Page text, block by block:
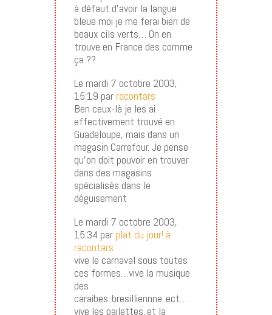
à défaut d’avoir la langue
bleue moi je me ferai bien de
beaux cils verts… On en
trouve en France des comme
ça ??
Le mardi 7 octobre 2003,
15:19 parracontars
Ben ceux-là je les ai
effectivement trouvé en
Guadeloupe, mais dans un
magasin Carrefour. Je pense
qu’on doit pouvoir en trouver
dans des magasins
spécialisés dans le
déguisement
Le mardi 7 octobre 2003,
15:34 parplat du jour! à
racontars
vive le carnaval sous toutes
ces formes…vive la musique
des
caraibes..bresilliennne..ect…
vive les pailettes..et la